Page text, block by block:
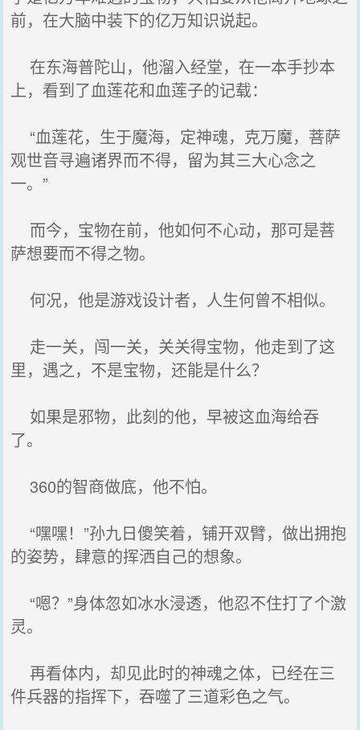
前，在大脑中装下的亿万知识说起。
在东海普陀山，他溜入经堂，在一本手抄本
上，看到了血莲花和血莲子的记载：
“血莲花，生于魔海，定神魂，克万魔，菩萨
观世音寻遍诸界而不得，留为其三大心念之
一。”
而今，宝物在前，他如何不心动，那可是菩
萨想要而不得之物。
何况，他是游戏设计者，人生何曾不相似。
走一关，闯一关，关关得宝物，他走到了这
里，遇之，不是宝物，还能是什么？
如果是邪物，此刻的他，早被这血海给吞
了。
360的智商做底，他不怕。
“嘿嘿！”孙九日傻笑着，铺开双臂，做出拥抱
的姿势，肆意的挥洒自己的想象。
“嗯？”身体忽如冰水浸透，他忍不住打了个激
灵。
再看体内，却见此时的神魂之体，已经在三
件兵器的指挥下，吞噬了三道彩色之气。